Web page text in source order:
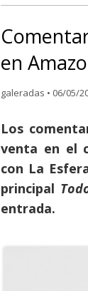
en
galeradas • 06/05/
Los
venta en el
con La
principal
entrada.